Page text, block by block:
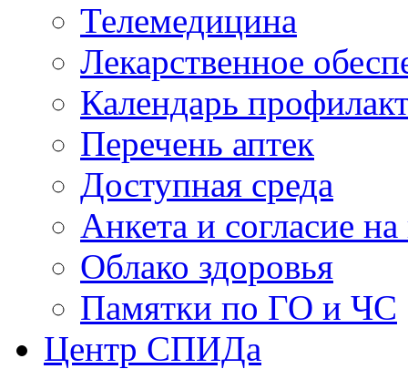
Телемедицина
Лекарственное
Календарь
Перечень аптек
Доступная среда
Анкета и согласие
Облако здоровья
Памятки по ГО и ЧС
Центр СПИДа